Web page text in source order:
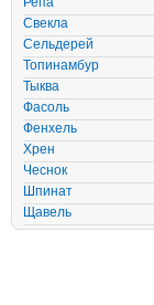
Свекла
Сельдерей
Топинамбур
Тыква
Фасоль
Фенхель
Хрен
Чеснок
Шпинат
Щавель